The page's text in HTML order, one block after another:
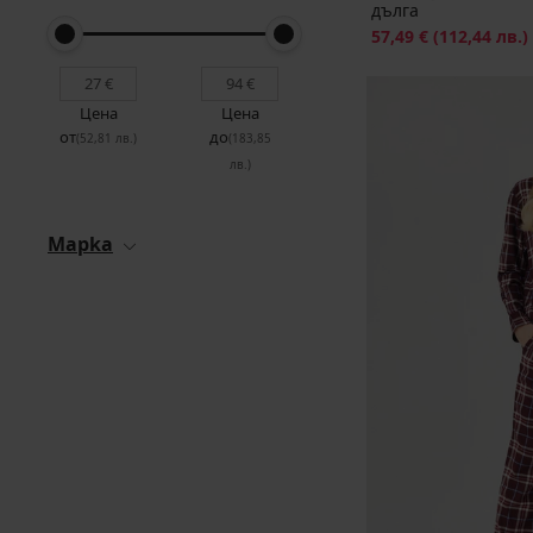
Цена
от(52,81 лв.)
Цена
до(183,85
лв.)
Mapka
дълга
Намаление
57,49 € (112,44 лв.)